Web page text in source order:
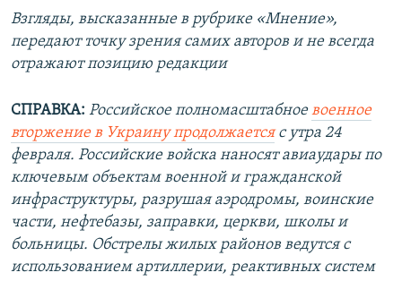
Взгляды, высказанные в рубрике «Мнение»,
передают точку зрения самих авторов и не всегда
отражают позицию редакции
СПРАВКА: Российское полномасштабноевоенное
вторжение в Украину продолжаетсяс утра 24
февраля. Российские войска наносят авиаудары по
ключевым объектам военной и гражданской
инфраструктуры, разрушая аэродромы, воинские
части, нефтебазы, заправки, церкви, школы и
больницы. Обстрелы жилых районов ведутся с
использованием артиллерии, реактивных систем